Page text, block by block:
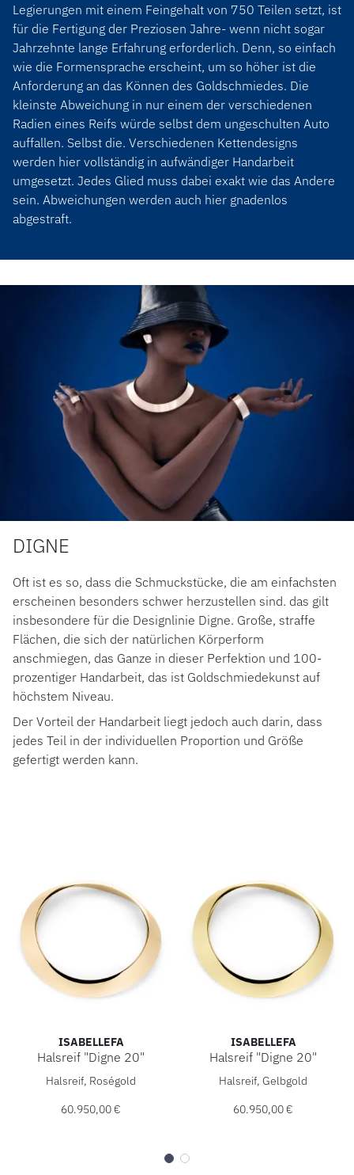
Legierungen mit einem Feingehalt von 750 Teilen setzt, ist
für die Fertigung der Preziosen Jahre- wenn nicht sogar
Jahrzehnte lange Erfahrung erforderlich. Denn, so einfach
wie die Formensprache erscheint, um so höher ist die
Anforderung an das Können des Goldschmiedes. Die
kleinste Abweichung in nur einem der verschiedenen
Radien eines Reifs würde selbst dem ungeschulten Auto
auffallen. Selbst die. Verschiedenen Kettendesigns
werden hier vollständig in aufwändiger Handarbeit
umgesetzt. Jedes Glied muss dabei exakt wie das Andere
sein. Abweichungen werden auch hier gnadenlos
abgestraft.
DIGNE
Oft ist es so, dass die Schmuckstücke, die am einfachsten
erscheinen besonders schwer herzustellen sind. das gilt
insbesondere für die Designlinie Digne. Große, straffe
Flächen, die sich der natürlichen Körperform
anschmiegen, das Ganze in dieser Perfektion und 100-
prozentiger Handarbeit, das ist Goldschmiedekunst auf
höchstem Niveau.
Der Vorteil der Handarbeit liegt jedoch auch darin, dass
jedes Teil in der individuellen Proportion und Größe
gefertigt werden kann.
ISABELLEFA
Halsreif "Digne 20"
IsabelleFa Halsreif "Digne 20", Ref: 13451/20HLR-ROS,
Halsreif, Roségold
60.950,00 €
ISABELLEFA
Halsreif "Digne 20"
IsabelleFa Halsreif "Digne
Halsreif, Gelbgold
60.950,00 €